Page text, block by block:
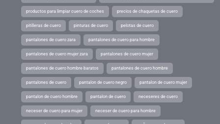
productos para limpiar cuero de coches precios de chaquetas de cuero
pitilleras de cuero pinturas de cuero pelotas de cuero
pantalones de cuero zara pantalones de cuero para hombre
pantalones de cuero mujer zara pantalones de cuero mujer
pantalones de cuero hombre baratos pantalones de cuero hombre
pantalones de cuero pantalon de cuero negro pantalon de cuero mujer
pantalon de cuero hombre pantalon de cuero neceseres de cuero
neceser de cuero para mujer neceser de cuero para hombre